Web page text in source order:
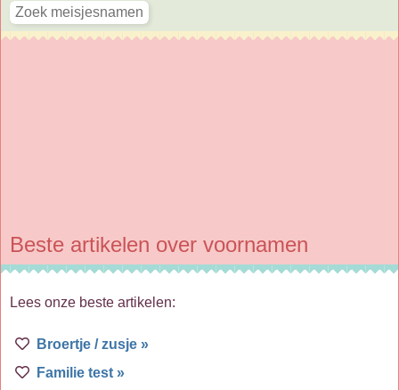
Beste artikelen over voornamen
Lees onze beste artikelen:
Broertje / zusje »
Familie test »